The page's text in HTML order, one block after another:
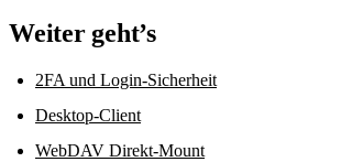
Weiter geht’s
2FA und Login-Sicherheit
Desktop-Client
WebDAV Direkt-Mount